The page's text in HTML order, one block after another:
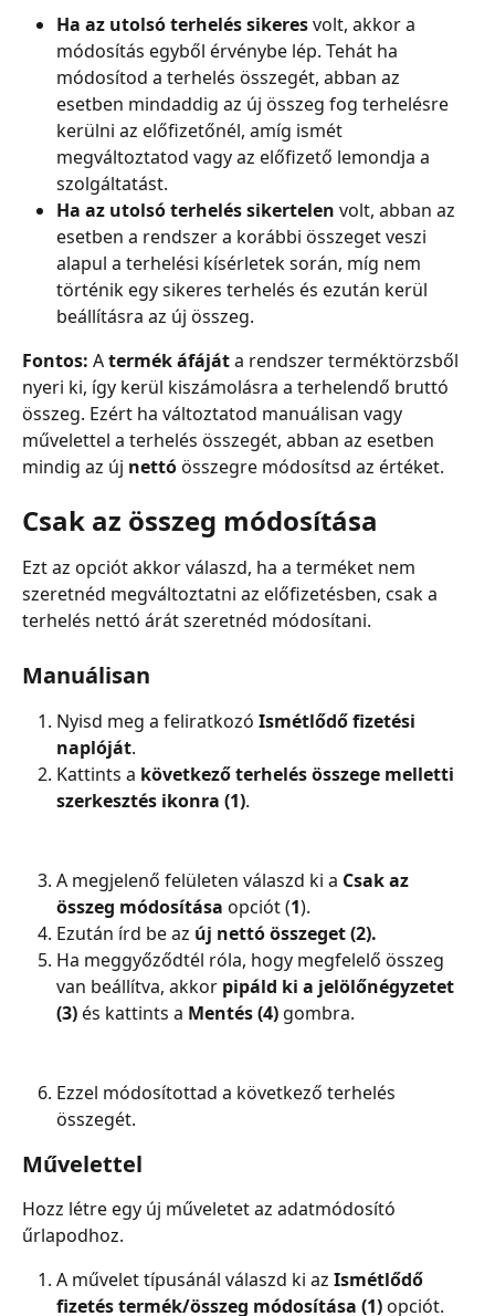
Ha az utolsó terhelés sikeres volt, akkor a
módosítás egyből érvénybe lép. Tehát ha
módosítod a terhelés összegét, abban az
esetben mindaddig az új összeg fog terhelésre
kerülni az előfizetőnél, amíg ismét
megváltoztatod vagy az előfizető lemondja a
szolgáltatást.
Ha az utolsó terhelés sikertelen volt, abban az
esetben a rendszer a korábbi összeget veszi
alapul a terhelési kísérletek során, míg nem
történik egy sikeres terhelés és ezután kerül
beállításra az új összeg.
Fontos: A termék áfáját a rendszer terméktörzsből
nyeri ki, így kerül kiszámolásra a terhelendő bruttó
összeg. Ezért ha változtatod manuálisan vagy
művelettel a terhelés összegét, abban az esetben
mindig az új nettó összegre módosítsd az értéket.
Csak az összeg módosítása
Ezt az opciót akkor válaszd, ha a terméket nem
szeretnéd megváltoztatni az előfizetésben, csak a
terhelés nettó árát szeretnéd módosítani.
Manuálisan
Nyisd meg a feliratkozó Ismétlődő fizetési
naplóját.
Kattints a következő terhelés összege melletti
szerkesztés ikonra (1).
A megjelenő felületen válaszd ki a Csak az
összeg módosítása opciót (1).
Ezután írd be az új nettó összeget (2).
Ha meggyőződtél róla, hogy megfelelő összeg
van beállítva, akkor pipáld ki a jelölőnégyzetet
(3) és kattints a Mentés (4) gombra.
Ezzel módosítottad a következő terhelés
összegét.
Művelettel
Hozz létre egy új műveletet az adatmódosító
űrlapodhoz.
A művelet típusánál válaszd ki az Ismétlődő
fizetés termék/összeg módosítása (1) opciót.